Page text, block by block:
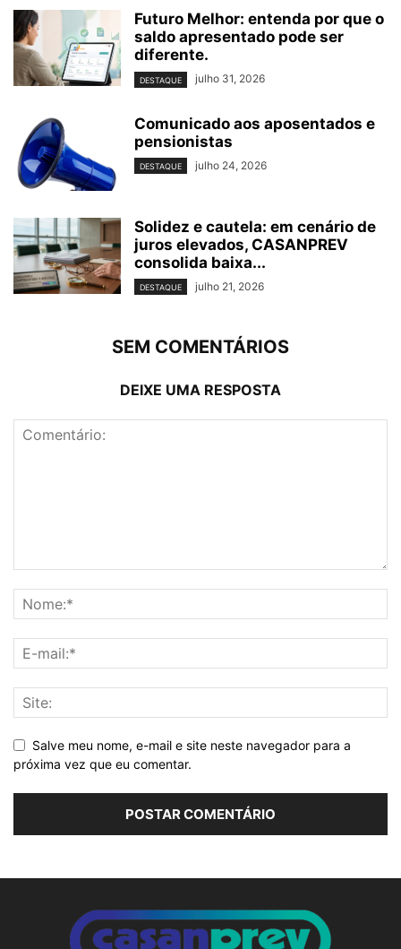
Futuro Melhor: entenda por que o
saldo apresentado pode ser
diferente.
DESTAQUE julho 31, 2026
Comunicado aos aposentados e
pensionistas
DESTAQUE julho 24, 2026
Solidez e cautela: em cenário de
juros elevados, CASANPREV
consolida baixa...
DESTAQUE julho 21, 2026
SEM COMENTÁRIOS
DEIXE UMA RESPOSTA
Salve meu nome, e-mail e site neste navegador para a
próxima vez que eu comentar.